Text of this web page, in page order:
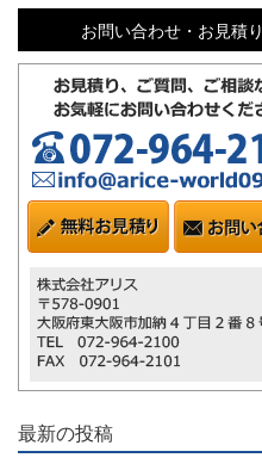
お問い合わせ・お見積り
最新の投稿